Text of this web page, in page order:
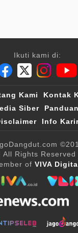
Ikuti kami di:
Kami Kontak
Siber
Info
All Rights Reserved
of VIVA